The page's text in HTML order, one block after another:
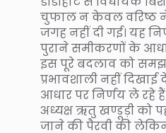
चुफाल न केवल वरिष्ठ
जगह नहीं दी गई। यह
पुराने समीकरणों के
इस पूरे बदलाव को
प्रभावशाली नहीं
आधार पर निर्णय ले रहे
अध्यक्ष ऋतु खण्डूड़ी को
जाने की पैरवी की